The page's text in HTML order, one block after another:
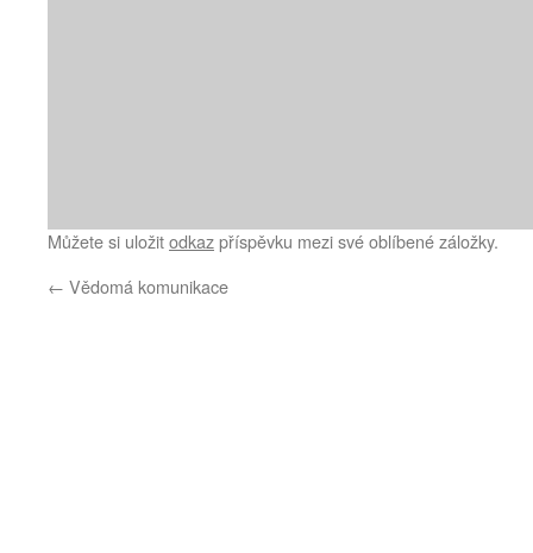
Můžete si uložitodkazpříspěvku mezi své oblíbené záložky.
← Vědomá komunikace